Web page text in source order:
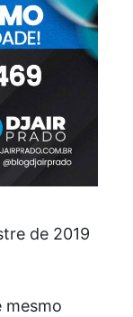
de 2019
mesmo